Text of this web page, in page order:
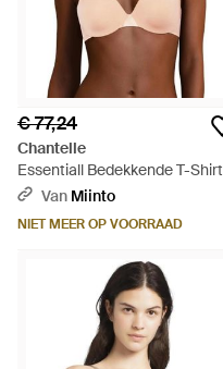
€ 77,24
Chantelle
Essentiall Bedekkende T-Shirt
Bh - Bruin
Van Miinto
NIET MEER OP VOORRAAD